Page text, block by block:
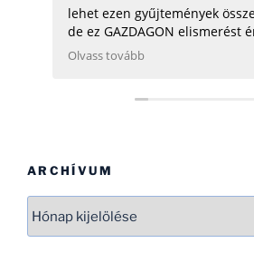
lehet ezen gyűjtemények
de ez GAZDAGON elismerést
ezen adatok összegyűjtése,
helikopterrel (MI2) kapcsolatban tudok
Olvass tovább
ARCHÍVUM